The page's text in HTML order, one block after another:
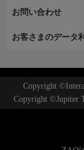
お問い合わせ
お客さまのデータ
Copyright
Copyright ©Jupiter